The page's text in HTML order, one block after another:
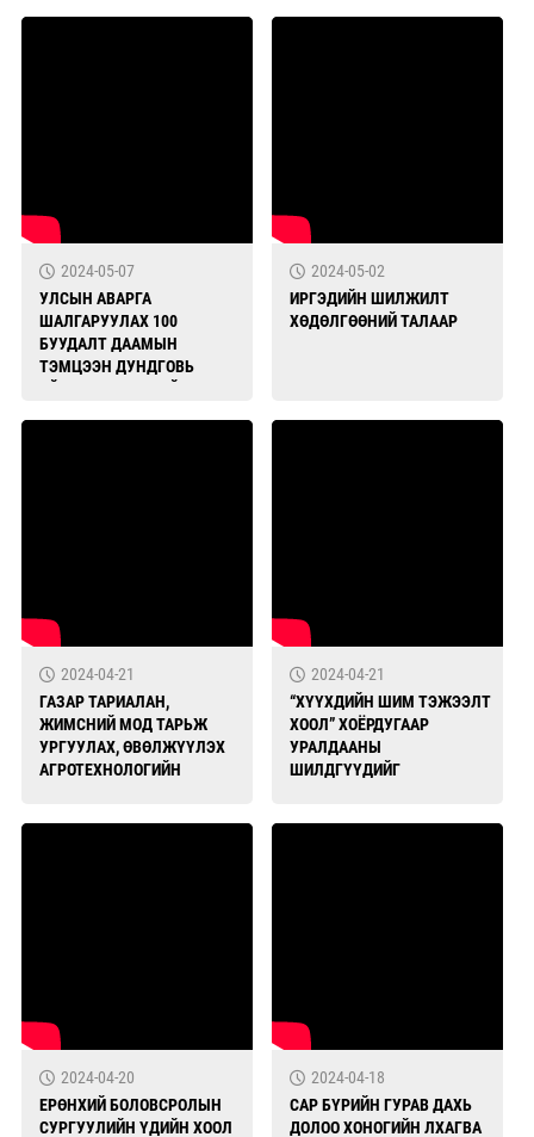
2024-05-07
УЛСЫН АВАРГА
ШАЛГАРУУЛАХ 100
БУУДАЛТ ДААМЫН
ТЭМЦЭЭН ДУНДГОВЬ
2024-05-02
ИРГЭДИЙН ШИЛЖИЛТ
ХӨДӨЛГӨӨНИЙ ТАЛААР
2024-04-21
ГАЗАР ТАРИАЛАН,
ЖИМСНИЙ МОД ТАРЬЖ
УРГУУЛАХ, ӨВӨЛЖҮҮЛЭХ
АГРОТЕХНОЛОГИЙН
2024-04-21
“ХҮҮХДИЙН ШИМ ТЭЖЭЭЛТ
ХООЛ” ХОЁРДУГААР
УРАЛДААНЫ
ШИЛДГҮҮДИЙГ
2024-04-20
ЕРӨНХИЙ БОЛОВСРОЛЫН
СУРГУУЛИЙН ҮДИЙН ХООЛ
2024-04-18
САР БҮРИЙН ГУРАВ ДАХЬ
ДОЛОО ХОНОГИЙН ЛХАГВА